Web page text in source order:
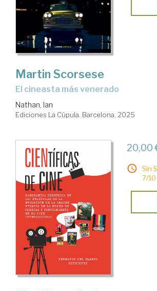
Martin Scorsese
El cineasta más venerado
Nathan, Ian
Ediciones La Cúpula. Barcelona, 2025
20,00
Sin
7/10